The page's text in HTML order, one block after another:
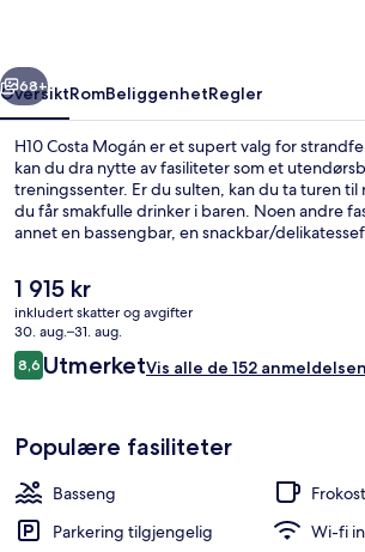
Neste
68+
OversiktRomBeliggenhetRegler
H10 Costa Mogán er et supert valg for
kan du dra nytte av fasiliteter som et
treningssenter. Er du sulten, kan du ta turen til
du får smakfulle drinker i baren. Noen andre
annet en bassengbar, en snackbar/
Den
nåværende
prisen
er
1 915 kr
1 915 kr
inkludert skatter og avgifter
30. aug.–31. aug.
Anmeldelser
8,68,6 av 10 –
UtmerketVis alle de 152
Populære fasiliteter
Basseng
Parkering tilgjengelig
Wi-fi